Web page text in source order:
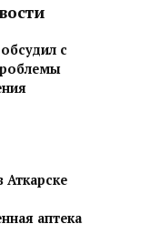
с
Аткарске
аптека